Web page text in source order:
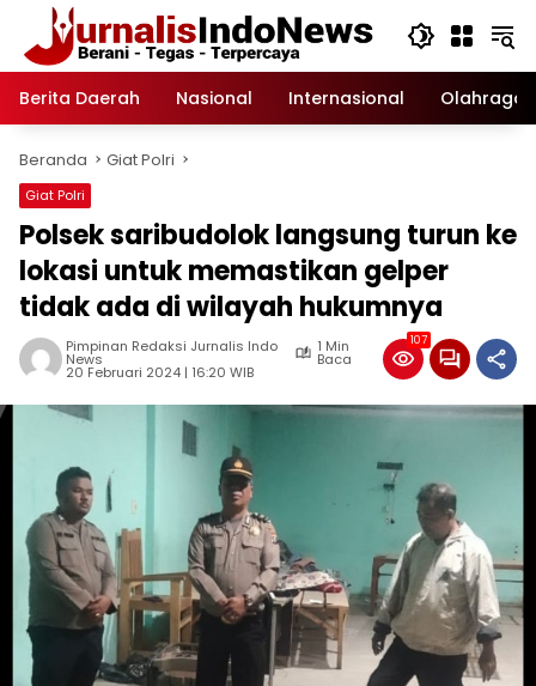
Langsung
konten
Berita Daerah
Nasional Internasional Olahraga
Beranda Giat Polri
Giat Polri
Polsek saribudolok langsung turun ke
lokasi untuk memastikan gelper
tidak ada di wilayah hukumnya
Pimpinan Redaksi Jurnalis Indo
News
1 Min
Baca
20 Februari 2024 | 16:20 WIB
107